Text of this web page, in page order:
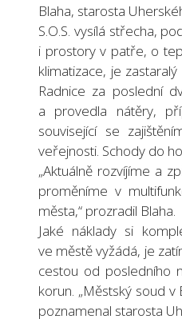
Blaha, starosta
S.O.S. vysílá střecha,
i prostory v patře, o
klimatizace, je
Radnice za poslední
a provedla nátěry,
související se
veřejnosti. Schody do
„Aktuálně rozvíjíme a
proměníme v
města,“ prozradil Blaha.
Jaké náklady si
ve městě vyžádá, je
cestou od posledního
korun. „Městský soud
poznamenal starosta